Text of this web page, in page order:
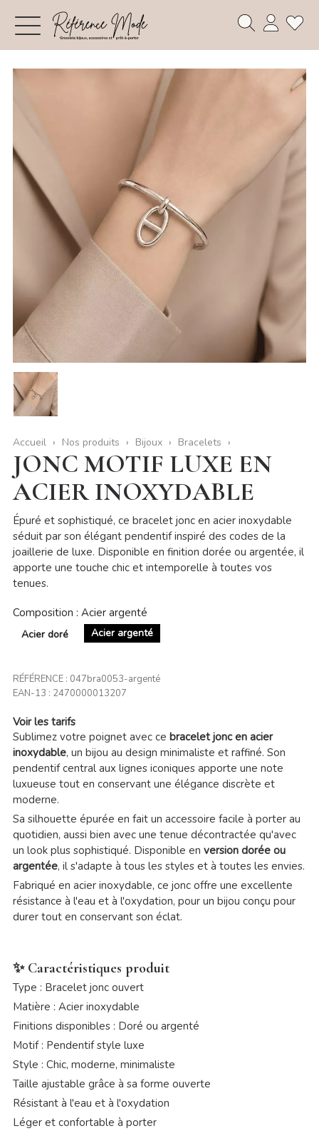
Accueil Nos produits Bijoux Bracelets
JONC MOTIF LUXE EN
ACIER INOXYDABLE
Épuré et sophistiqué, ce bracelet jonc en acier inoxydable
séduit par son élégant pendentif inspiré des codes de la
joaillerie de luxe. Disponible en finition dorée ou argentée, il
apporte une touche chic et intemporelle à toutes vos
tenues.
Composition : Acier argenté
Acier doré Acier argenté
RÉFÉRENCE : 047bra0053-argenté
EAN-13 : 2470000013207
Voir les tarifs
Sublimez votre poignet avec ce bracelet jonc en acier
inoxydable, un bijou au design minimaliste et raffiné. Son
pendentif central aux lignes iconiques apporte une note
luxueuse tout en conservant une élégance discrète et
moderne.
Sa silhouette épurée en fait un accessoire facile à porter au
quotidien, aussi bien avec une tenue décontractée qu'avec
un look plus sophistiqué. Disponible en version dorée ou
argentée, il s'adapte à tous les styles et à toutes les envies.
Fabriqué en acier inoxydable, ce jonc offre une excellente
résistance à l'eau et à l'oxydation, pour un bijou conçu pour
durer tout en conservant son éclat.
✨ Caractéristiques produit
Type : Bracelet jonc ouvert
Matière : Acier inoxydable
Finitions disponibles : Doré ou argenté
Motif : Pendentif style luxe
Style : Chic, moderne, minimaliste
Taille ajustable grâce à sa forme ouverte
Résistant à l'eau et à l'oxydation
Léger et confortable à porter